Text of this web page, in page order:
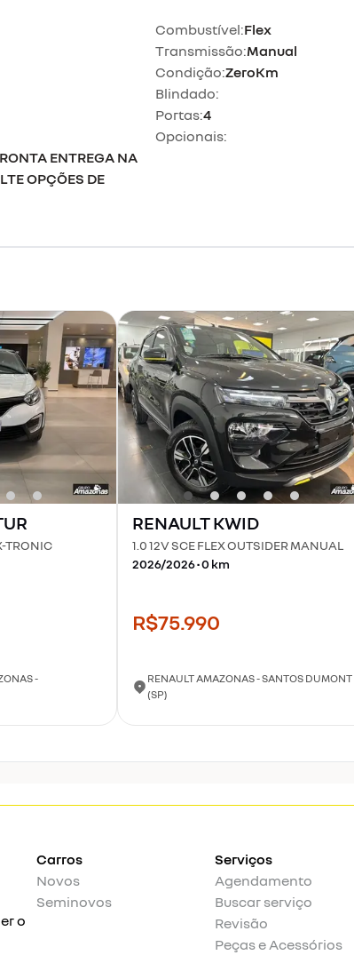
ENTREGA NA
OPÇÕES DE
Combustível:Flex
Transmissão:Manual
Condição:ZeroKm
Blindado:
Portas:4
Opcionais:
TRONIC
-
RENAULTKWID
1.0 12V SCE FLEX OUTSIDER MANUAL
2026/2026•0km
R$75.990
RENAULT AMAZONAS - SANTOS DUMONT
(SP)
o
Carros
Novos
Seminovos
Serviços
Agendamento
Buscar serviço
Revisão
Peças e Acessórios